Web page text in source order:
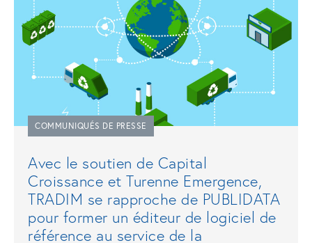
COMMUNIQUÉS DE PRESSE
Avec le soutien de Capital
Croissance et Turenne Emergence,
TRADIM se rapproche de PUBLIDATA
pour former un éditeur de logiciel de
référence au service de la